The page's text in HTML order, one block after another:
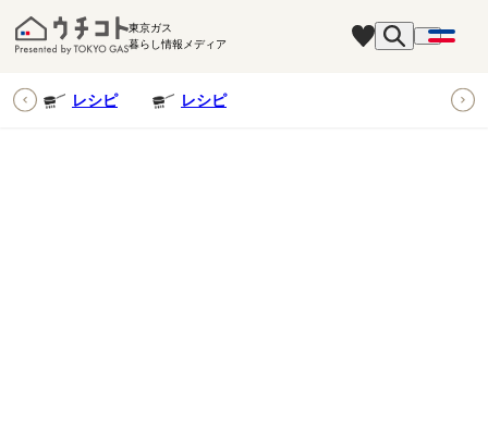
東京ガス
暮らし情報メディア
レシピ レシピ